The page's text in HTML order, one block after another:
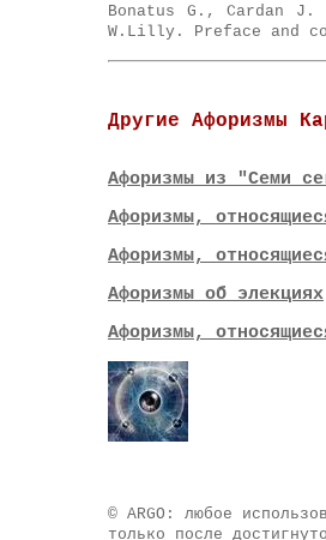
Bonatus G., Cardan
W.Lilly. Preface and
Другие Афоризмы
Афоризмы из "Семи
Афоризмы,
Афоризмы,
Афоризмы об элекциях
Афоризмы,
© ARGO: любое
только после